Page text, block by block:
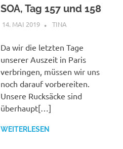
SOA, Tag 157 und 158
14. MAI 2019 TINA
Da wir die letzten Tage
unserer Auszeit in Paris
verbringen, müssen wir uns
noch darauf vorbereiten.
Unsere Rucksäcke sind
überhaupt[…]
WEITERLESEN